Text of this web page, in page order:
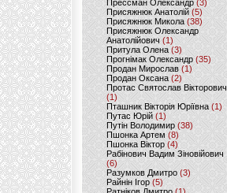
Прессман Олександр(3)
Присяжнюк Анатолій (5)
Присяжнюк Микола (38)
Присяжнюк Олександр
Анатолійович (1)
Притула Олена (3)
Прогнімак Олександр(35)
Продан Мирослав(1)
Продан Оксана (2)
Протас Святослав Вікторович
(1)
Пташник Вікторія Юріївна (1)
Путас Юрій (1)
Путін Володимир(38)
Пшонка Артем (8)
Пшонка Віктор(4)
Рабінович Вадим Зіновійович
(6)
Разумков Дмитро (3)
Райнін Ігор(5)